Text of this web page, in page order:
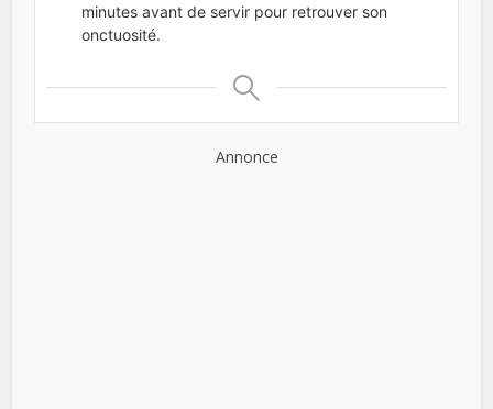
minutes avant de servir pour retrouver son
onctuosité.
Annonce